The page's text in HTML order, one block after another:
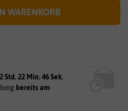
WARENKORB
Std. 22 Min. 46 Sek.
bereits am